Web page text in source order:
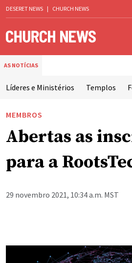
DESERET NEWS | CHURCH NEWS
AS NOTÍCIAS
Líderes e Ministérios Templos
MEMBROS
Abertas as
para a
29 novembro 2021, 10:34 a.m. MST